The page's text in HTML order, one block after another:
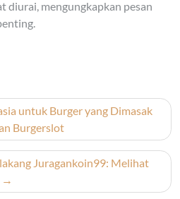
diurai, mengungkapkan pesan
untuk Burger yang Dimasak
Burgerslot
Juragankoin99: Melihat